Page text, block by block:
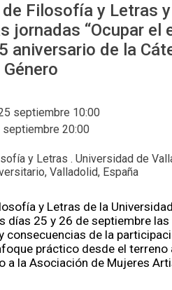
Filosofía y Letras
jornadas “Ocupar el
aniversario de la
septiembre 10:00
septiembre 20:00
y Letras . Universidad de
Valladolid, España
y Letras de la
días 25 y 26 de septiembre
consecuencias de la
práctico desde el terreno
a la Asociación de Mujeres